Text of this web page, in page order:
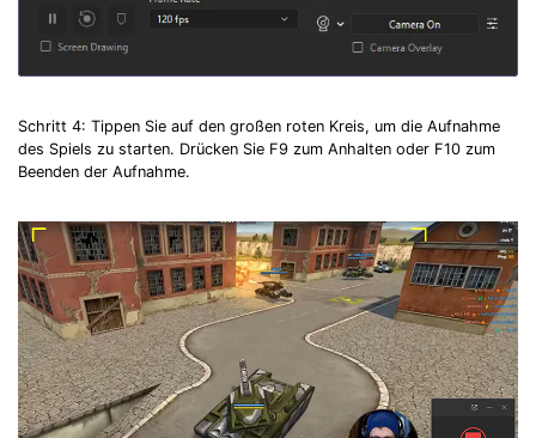
Schritt 4: Tippen Sie auf den großen roten Kreis, um die Aufnahme
des Spiels zu starten. Drücken Sie F9 zum Anhalten oder F10 zum
Beenden der Aufnahme.